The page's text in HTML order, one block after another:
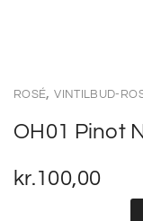
ROSÉ,VINTILBUD-
OH01 Pinot
kr.100,00